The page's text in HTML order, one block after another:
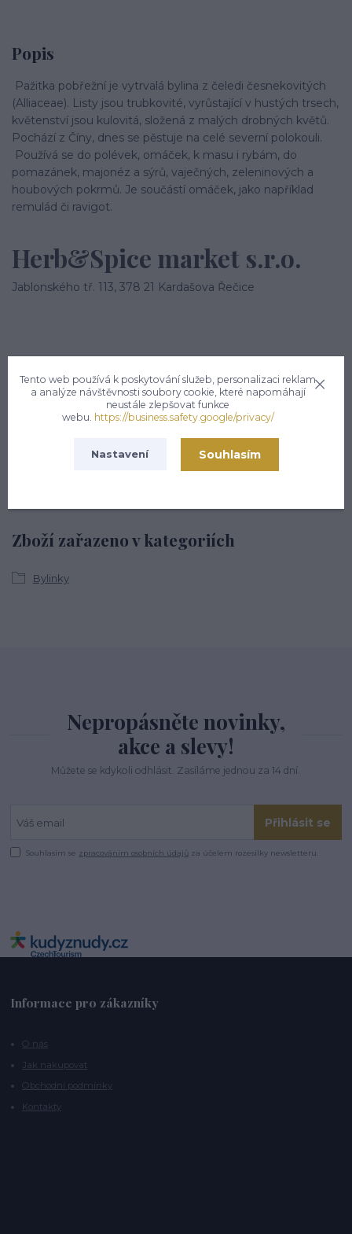
Popis
Pažitka pobřežní je vytrvalá bylina z čeledi česnekovitých
(Alliaceae). Listy jsou trubkovité, vyrůstající v hustých trsech,
květenství jsou kulovitá, složená z malých drobných květů.
Pochází z Číny, dnes se pěstuje na celé severní polokouli.
Používá se do polévek, omáček, k masu i rybám, do
pomazánek, majonéz a sýrů, vaječných, zeleninových a
houbových pokrmů. Je součástí omáček, jako například
remulád či ravigot.
Herb&Spice market s.r.o.
Jablonského tř. 113, 378 21 Kardašova Řečice
Zboží zařazeno v kategoriích
Bylinky
Potřebujete poradit?
(Po-Pá, 8-16 hod.)
Nepropásněte novinky,
akce a slevy!
Můžete se kdykoli odhlásit. Zasíláme jednou za 14 dní.
Přihlásit se
Souhlasím se zpracováním osobních údajů za účelem rozesílky newsletteru.
Informace pro zákazníky
O nás
Jak nakupovat
Obchodní podmínky
Kontakty
Tento web používá k poskytování služeb, personalizaci reklam
a analýze návštěvnosti soubory cookie, které napomáhají
neustále zlepšovat funkce
webu. https://business.safety.google/privacy/
Nastavení Souhlasím